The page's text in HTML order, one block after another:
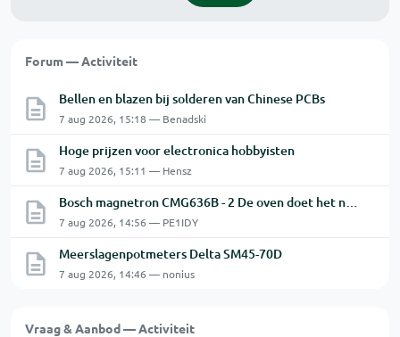
Forum — Activiteit
Bellen en blazen bij solderen van Chinese PCBs
7 aug 2026, 15:18 — Benadski
Hoge prijzen voor electronica hobbyisten
7 aug 2026, 15:11 — Hensz
7 aug 2026, 14:56 — PE1IDY
Meerslagenpotmeters Delta SM45-70D
7 aug 2026, 14:46 — nonius
Vraag & Aanbod — Activiteit